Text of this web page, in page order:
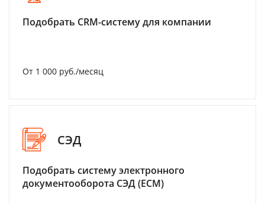
Подобрать CRM-систему для компании
От 1 000 руб./месяц
СЭД
Подобрать систему электронного
документооборота СЭД (ECM)